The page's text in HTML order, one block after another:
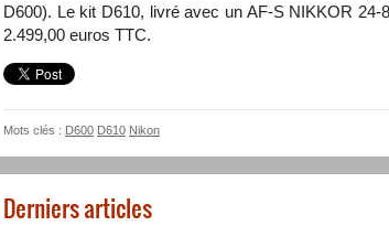
D600). Le kit D610, livré avec un AF-S NIKKOR
2.499,00 euros TTC.
Mots clés : D600 D610 Nikon
Derniers articles